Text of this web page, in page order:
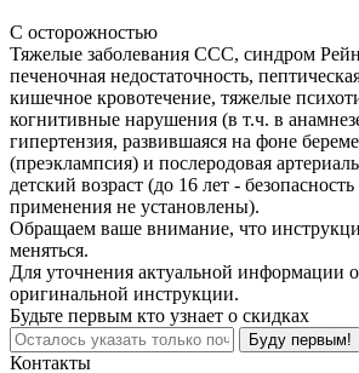
С осторожностью
Тяжелые заболевания ССС, синдром
печеночная недостаточность,
кишечное кровотечение, тяжелые
когнитивные нарушения (в т.ч. в
гипертензия, развившаяся на фоне
(преэклампсия) и послеродовая
детский возраст (до 16 лет -
применения не установлены).
Обращаем ваше внимание, что
меняться.
Для уточнения актуальной информации
оригинальной инструкции.
Будьте первым кто узнает о скидках
Буду первым!
Контакты